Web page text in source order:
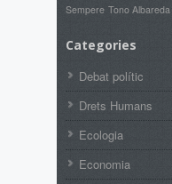
Sempere Tono Albareda
Categories
Debat polític
Drets Humans
Ecologia
Economia